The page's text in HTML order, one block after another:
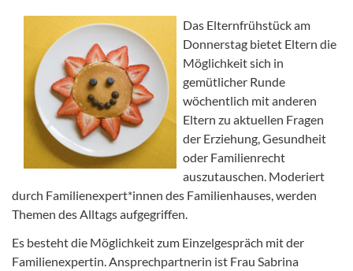
Das Elternfrühstück am
Donnerstag bietet Eltern die
Möglichkeit sich in
gemütlicher Runde
wöchentlich mit anderen
Eltern zu aktuellen Fragen
der Erziehung, Gesundheit
oder Familienrecht
auszutauschen. Moderiert
durch Familienexpert*innen des Familienhauses, werden
Themen des Alltags aufgegriffen.
Es besteht die Möglichkeit zum Einzelgespräch mit der
Familienexpertin. Ansprechpartnerin ist Frau Sabrina